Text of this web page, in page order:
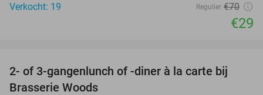
Verkocht: 19
Regulier €70
€29
31%
2- of 3-gangenlunch of -diner à la carte bij
Brasserie Woods